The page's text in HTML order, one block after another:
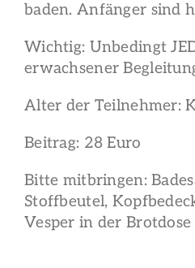
baden. Anfänger sind
Wichtig: Unbedingt
erwachsener
Alter der Teilnehmer:
Beitrag: 28 Euro
Bitte mitbringen:
Stoffbeutel,
Vesper in der Brotdose